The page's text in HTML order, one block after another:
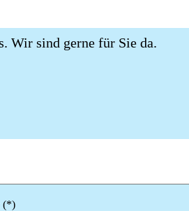
Wir sind gerne für Sie da.
(*)